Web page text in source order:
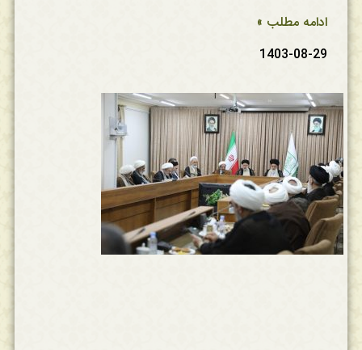
ادامه مطلب »
1403-08-29